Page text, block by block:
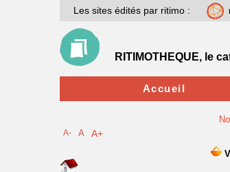
Les sites édités par ritimo :
RITIMOTHEQUE, le
Accueil
A- A A+